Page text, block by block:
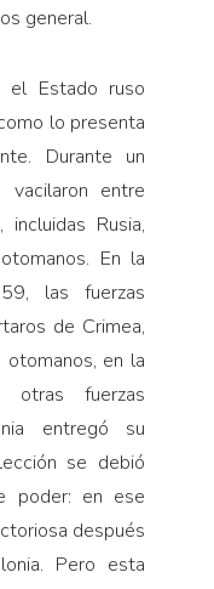
general.
el Estado ruso
lo presenta
Durante un
vacilaron entre
incluidas Rusia,
En la
las fuerzas
de Crimea,
en la
fuerzas
entregó su
se debió
poder: en ese
después
Pero esta